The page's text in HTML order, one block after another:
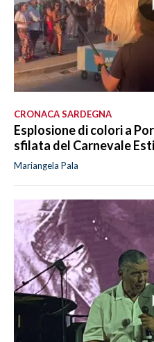
CRONACA SARDEGNA
Esplosione di colori a
sfilata del Carnevale
Mariangela Pala